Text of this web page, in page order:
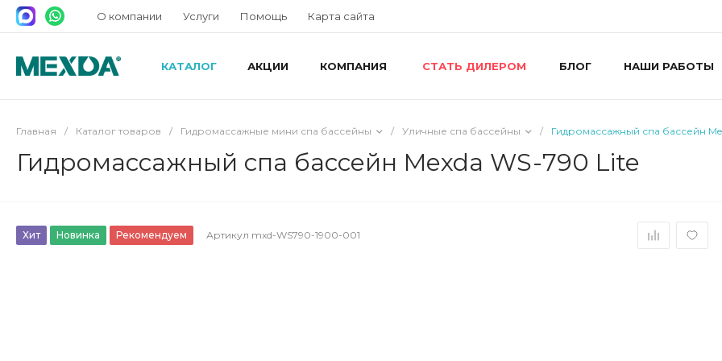
О компании Услуги Помощь Карта сайта
КАТАЛОГ АКЦИИ КОМПАНИЯ СТАТЬ ДИЛЕРОМ БЛОГ НАШИ РАБОТЫ
Главная / Каталог товаров / Гидромассажные мини спа бассейны / Уличные спа бассейны / Гидромассажный спа бассейн
Гидромассажный спа бассейн Mexda WS-790 Lite
Хит Новинка Рекомендуем Артикул mxd-WS790-1900-001